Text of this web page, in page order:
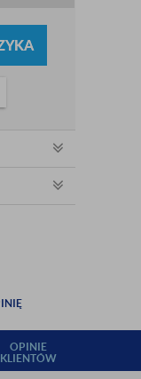
OPINIE
KLIENTÓW